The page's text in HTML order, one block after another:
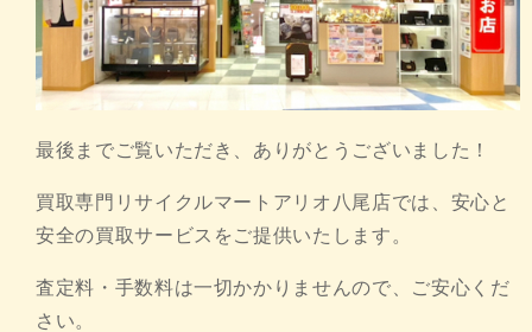
最後までご覧いただき、ありがとうございました！
買取専門リサイクルマートアリオ八尾店では、安心と
安全の買取サービスをご提供いたします。
査定料・手数料は一切かかりませんので、ご安心くだ
さい。